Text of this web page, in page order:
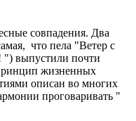
совпадения. Два
что пела "Ветер с
выпустили почти
жизненных
описан во многих
проговаривать "